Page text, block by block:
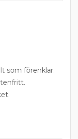
som förenklar.